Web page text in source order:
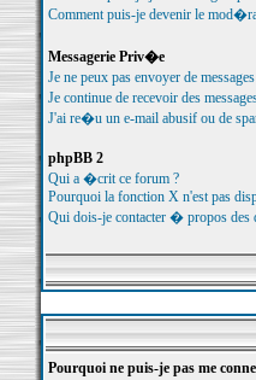
Comment puis-je devenir le
Messagerie Priv�e
Je ne peux pas envoyer de
Je continue de recevoir des
J'ai re�u un e-mail abusif ou de
phpBB 2
Qui a �crit ce forum ?
Pourquoi la fonction X n'est pas
Qui dois-je contacter � propos
Pourquoi ne puis-je pas me